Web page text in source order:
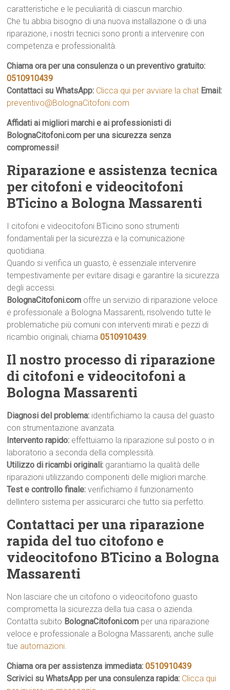
caratteristiche e le peculiarità di ciascun marchio.
Che tu abbia bisogno di una nuova installazione o di una
riparazione, i nostri tecnici sono pronti a intervenire con
competenza e professionalità.
Chiama ora per una consulenza o un preventivo gratuito:
0510910439
Contattaci su WhatsApp: Clicca qui per avviare la chat Email:
preventivo@BolognaCitofoni.com
Affidati ai migliori marchi e ai professionisti di
BolognaCitofoni.com per una sicurezza senza
compromessi!
Riparazione e assistenza tecnica
per citofoni e videocitofoni
BTicino a Bologna Massarenti
I citofoni e videocitofoni BTicino sono strumenti
fondamentali per la sicurezza e la comunicazione
quotidiana.
Quando si verifica un guasto, è essenziale intervenire
tempestivamente per evitare disagi e garantire la sicurezza
degli accessi.
BolognaCitofoni.com offre un servizio di riparazione veloce
e professionale a Bologna Massarenti, risolvendo tutte le
problematiche più comuni con interventi mirati e pezzi di
ricambio originali, chiama0510910439.
Il nostro processo di riparazione
di citofoni e videocitofoni a
Bologna Massarenti
Diagnosi del problema: identifichiamo la causa del guasto
con strumentazione avanzata.
Intervento rapido: effettuiamo la riparazione sul posto o in
laboratorio a seconda della complessità.
Utilizzo di ricambi originali: garantiamo la qualità delle
riparazioni utilizzando componenti delle migliori marche.
Test e controllo finale:verifichiamo il funzionamento
dellintero sistema per assicurarci che tutto sia perfetto.
Contattaci per una riparazione
rapida del tuo citofono e
videocitofono BTicino a Bologna
Massarenti
Non lasciare che un citofono o videocitofono guasto
comprometta la sicurezza della tua casa o azienda.
Contatta subito BolognaCitofoni.com per una riparazione
veloce e professionale a Bologna Massarenti, anche sulle
tue automazioni.
Chiama ora per assistenza immediata:0510910439
Scrivici su WhatsApp per una consulenza rapida: Clicca qui